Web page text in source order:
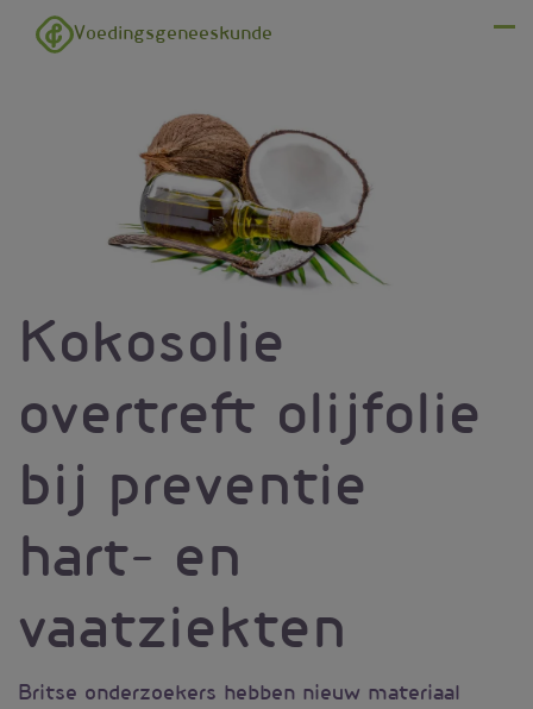
Overslaan en naar de inhoud gaan
Voedingsgeneeskunde
Kokosolie
overtreft olijfolie
bij preventie
hart- en
vaatziekten
Britse onderzoekers hebben nieuw materiaal